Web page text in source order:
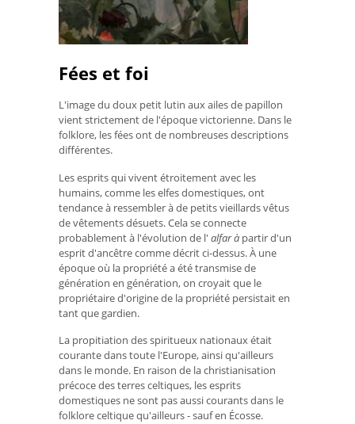
Fées et foi
L'image du doux petit lutin aux ailes de papillon
vient strictement de l'époque victorienne. Dans le
folklore, les fées ont de nombreuses descriptions
différentes.
Les esprits qui vivent étroitement avec les
humains, comme les elfes domestiques, ont
tendance à ressembler à de petits vieillards vêtus
de vêtements désuets. Cela se connecte
probablement à l'évolution de l' alfar à partir d'un
esprit d'ancêtre comme décrit ci-dessus. À une
époque où la propriété a été transmise de
génération en génération, on croyait que le
propriétaire d'origine de la propriété persistait en
tant que gardien.
La propitiation des spiritueux nationaux était
courante dans toute l'Europe, ainsi qu'ailleurs
dans le monde. En raison de la christianisation
précoce des terres celtiques, les esprits
domestiques ne sont pas aussi courants dans le
folklore celtique qu'ailleurs - sauf en Écosse.